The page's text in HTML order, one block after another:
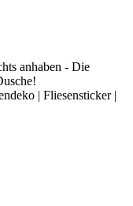
anhaben - Die
| Fliesensticker |